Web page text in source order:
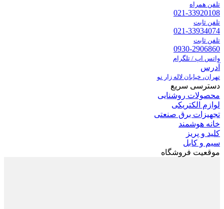
تلفن همراه
021-33920108
تلفن ثابت
021-33934074
تلفن ثابت
0930-2906860
واتس اپ / تلگرام
آدرس
تهران، خیابان لاله زار نو
دسترسی سریع
محصولات روشنایی
لوازم الکتریکی
تجهیزات برق صنعتی
خانه هوشمند
کلید و پریز
سیم و کابل
موقعیت فروشگاه